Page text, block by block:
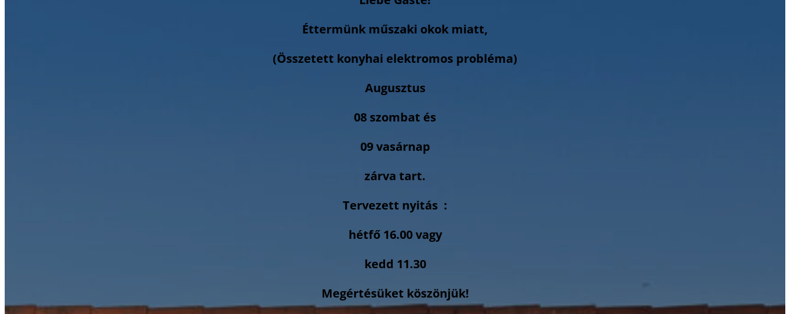
Éttermünk műszaki okok miatt,
(Összetett konyhai elektromos probléma)
Augusztus
08 szombat és
09 vasárnap
zárva tart.
Tervezett nyitás :
hétfő 16.00 vagy
kedd 11.30
Megértésüket köszönjük!